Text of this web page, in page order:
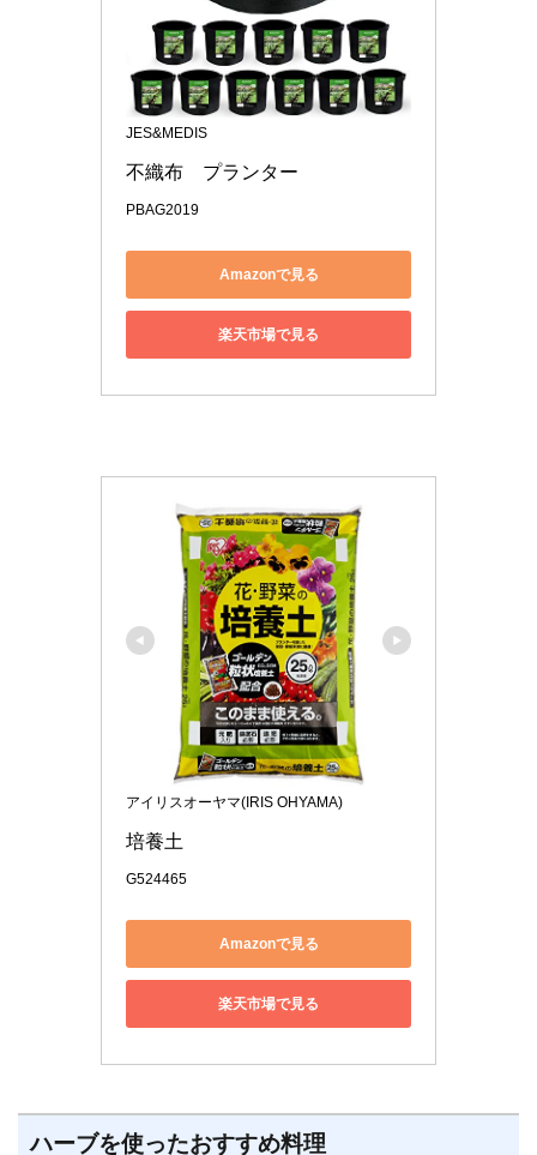
JES&MEDIS
不織布　プランター
PBAG2019
Amazonで見る
楽天市場で見る
アイリスオーヤマ(IRIS OHYAMA)
培養土
G524465
Amazonで見る
楽天市場で見る
ハーブを使ったおすすめ料理